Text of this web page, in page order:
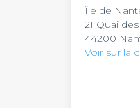
Île de
21 Quai
44200
Voir sur la